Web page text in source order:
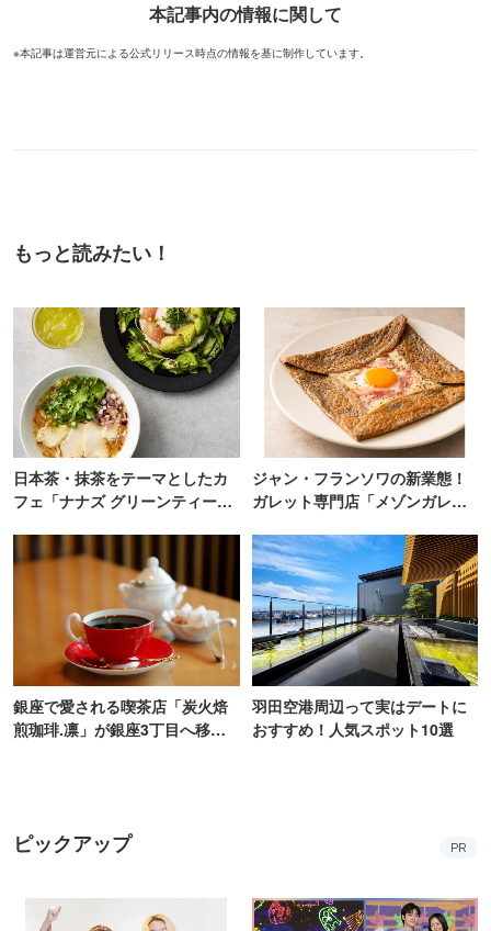
本記事内の情報に関して
※本記事は運営元による公式リリース時点の情報を基に制作しています。
もっと読みたい！
日本茶・抹茶をテーマとしたカ
フェ「ナナズ グリーンティー」
ジャン・フランソワの新業態！
ガレット専門店「メゾンガレッ
銀座で愛される喫茶店「炭火焙
煎珈琲.凛」が銀座3丁目へ移転
羽田空港周辺って実はデートに
おすすめ！人気スポット10選
ピックアップ PR